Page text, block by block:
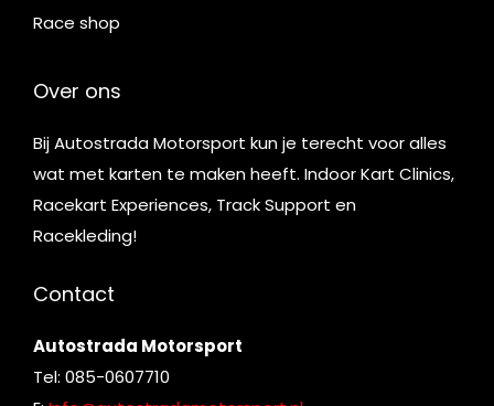
Race shop
Over ons
Bij Autostrada Motorsport kun je terecht voor alles
wat met karten te maken heeft. Indoor Kart Clinics,
Racekart Experiences, Track Support en
Racekleding!
Contact
Autostrada Motorsport
Tel: 085-0607710